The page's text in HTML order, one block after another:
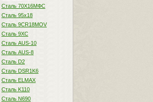
Сталь 70Х16МФС
Сталь 95х18
Сталь 9CR18MOV
Сталь 9ХС
Сталь AUS-10
Сталь AUS-8
Сталь D2
Сталь DSR1K6
Сталь ELMAX
Сталь K110
Сталь N690